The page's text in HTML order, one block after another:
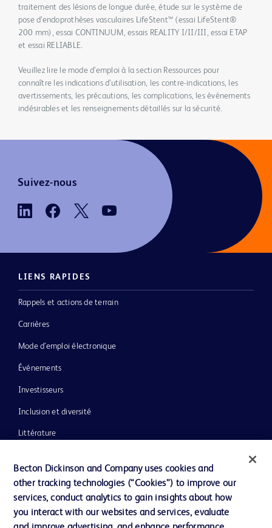
traitement des lésions de longue durée, étude sur le système de
pose d’endoprothèses vasculaires LifeStent™ (essai LifeStent®
200 mm), essai CONTINUUM, essais REALITY I/II/III, essai ETAP
et essai RELIABLE.
Veuillez lire le mode d’emploi à la section Ressources pour
connaître les indications d’utilisation, les contre-indications, les
avertissements, les précautions, les complications, les événements
indésirables et les renseignements détaillés sur la sécurité.
Suivez-nous
LIENS RAPIDES
Rappels et actions de terrain
Carrières
Mode d’emploi électronique
Événements
Investisseurs
Inclusion et diversité
Littérature
Notre entreprise
Éthique et conformité
Assistance
Becton Dickinson and Company uses cookies and
other tracking technologies (“Cookies”) to improve our
services, conduct analytics to gain insights about how
you interact with our websites and services, evaluate